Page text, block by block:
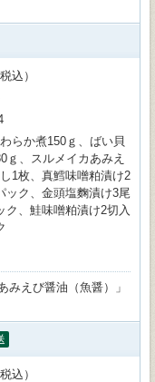
込）
らか煮150ｇ、ばい貝
ｇ、スルメイカあみえ
1枚、真鱈味噌粕漬け2
ック、金頭塩麴漬け3尾
ク、鮭味噌粕漬け2切入
みえび醤油（魚醤）」
込）